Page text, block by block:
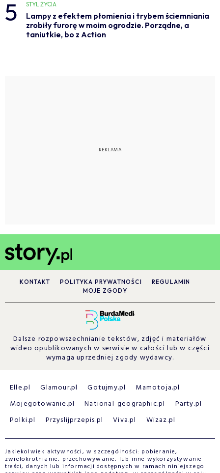
5 STYL ŻYCIA
Lampy z efektem płomienia i trybem ściemniania
zrobiły furorę w moim ogrodzie. Porządne, a
taniutkie, bo z Action
KONTAKT POLITYKA PRYWATNOŚCI
REGULAMIN
MOJE ZGODY
Dalsze rozpowszechnianie tekstów, zdjęć i materiałów
wideo opublikowanych w serwisie w całości lub w części
wymaga uprzedniej zgody wydawcy.
Elle.pl Glamour.pl Gotujmy.pl
Mamotoja.pl
Mojegotowanie.pl
National-geographic.pl
Party.pl
Polki.pl
Przyslijprzepis.pl Viva.pl Wizaz.pl
Jakiekolwiek aktywności, w szczególności: pobieranie,
zwielokrotnianie, przechowywanie, lub inne wykorzystywanie
treści, danych lub informacji dostępnych w ramach niniejszego